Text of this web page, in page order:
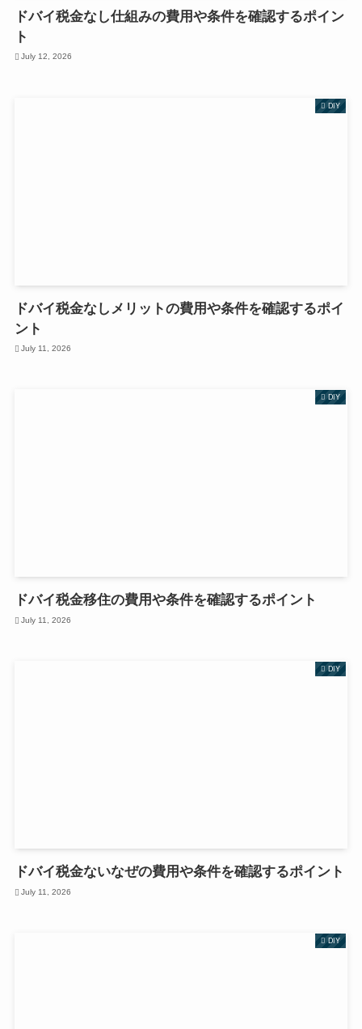
ドバイ税金なし仕組みの費用や条件を確認するポイン
ト
July 12, 2026
DIY
ドバイ税金なしメリットの費用や条件を確認するポイ
ント
July 11, 2026
DIY
ドバイ税金移住の費用や条件を確認するポイント
July 11, 2026
DIY
ドバイ税金ないなぜの費用や条件を確認するポイント
July 11, 2026
DIY